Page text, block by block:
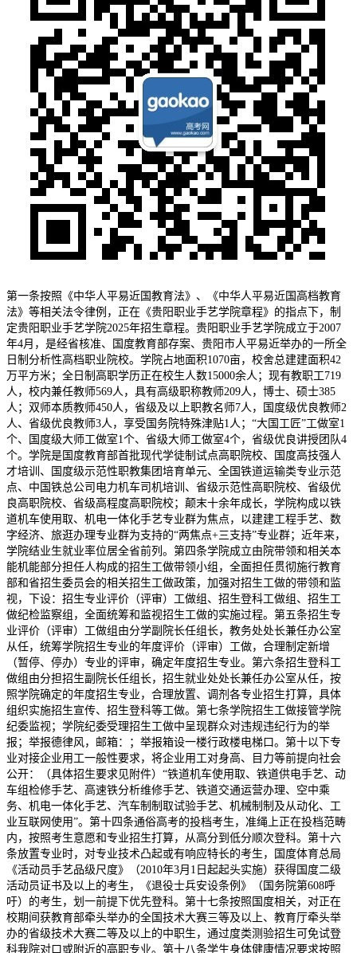
第一条按照《中华人平易近国教育法》、《中华人平易近国高档教育
法》等相关法令律例，正在《贵阳职业手艺学院章程》的指点下，制
定贵阳职业手艺学院2025年招生章程。贵阳职业手艺学院成立于2007
年4月，是经省核准、国度教育部存案、贵阳市人平易近举办的一所全
日制分析性高档职业院校。学院占地面积1070亩，校舍总建建面积42
万平方米；全日制高职学历正在校生人数15000余人；现有教职工719
人，校内兼任教师569人，具有高级职称教师209人，博士、硕士385
人；双师本质教师450人，省级及以上职教名师7人，国度级优良教师2
人、省级优良教师3人，享受国务院特殊津贴1人；“大国工匠”工做室1
个、国度级大师工做室1个、省级大师工做室4个，省级优良讲授团队4
个。学院是国度教育部首批现代学徒制试点高职院校、国度高技强人
才培训、国度级示范性职教集团培育单元、全国铁道运输类专业示范
点、中国铁总公司电力机车司机培训、省级示范性高职院校、省级优
良高职院校、省级高程度高职院校；颠末十余年成长，学院构成以铁
道机车使用取、机电一体化手艺专业群为焦点，以建建工程手艺、数
字经济、旅逛办理专业群为支持的“两焦点+三支持”专业群；近年来，
学院结业生就业率位居全省前列。第四条学院成立由院带领和相关本
能机能部分担任人构成的招生工做带领小组，全面担任贯彻施行教育
部和省招生委员会的相关招生工做政策，加强对招生工做的带领和监
视，下设：招生专业评价（评审）工做组、招生登科工做组、招生工
做纪检监察组，全面统筹和监视招生工做的实施过程。第五条招生专
业评价（评审）工做组由分学副院长任组长，教务处处长兼任办公室
从任，统筹学院招生专业的年度评价（评审）工做，合理制定新增
（暂停、停办）专业的评审，确定年度招生专业。第六条招生登科工
做组由分担招生副院长任组长，招生就业处处长兼任办公室从任，按
照学院确定的年度招生专业，合理放置、调剂各专业招生打算，具体
组织实施招生宣传、招生登科等工做。第七条学院招生工做接管学院
纪委监视；学院纪委受理招生工做中呈现群众对违规违纪行为的举
报；举报德律风，邮箱：；举报箱设一楼行政楼电梯口。第十以下专
业对接企业用工一般性要求，将企业用工对身高、目力等前提向社会
公开：（具体招生要求见附件）“铁道机车使用取、铁道供电手艺、动
车组检修手艺、高速铁分析维修手艺、铁道交通运营办理、空中乘
务、机电一体化手艺、汽车制制取试验手艺、机械制制及从动化、工
业互联网使用”。第十四条通俗高考的投档考生，准绳上正在投档范畴
内，按照考生意愿和专业招生打算，从高分到低分顺次登科。第十六
条放置专业时，对专业技术凸起或有响应特长的考生，国度体育总局
《活动员手艺品级尺度》（2010年3月1日起起头实施）获得国度二级
活动员证书及以上的考生，《退役士兵安设条例》（国务院第608呼
吁）的考生，划一前提下优先登科。第十七条按照国度相关，对正在
校期间获教育部牵头举办的全国技术大赛三等及以上、教育厅牵头举
办的省级技术大赛二等及以上的中职生，通过度类测验招生可免试登
科我院对口或附近的高职专业。第十八条学生身体健康情况要求按照